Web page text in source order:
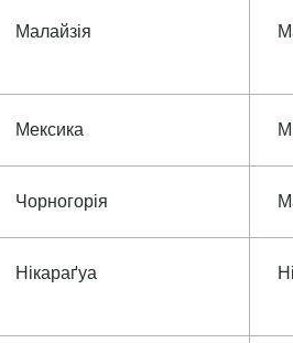
Малайзія
Мексика
Чорногорія
Нікараґуа